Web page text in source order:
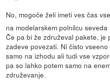
No, mogoče želi imeti ves čas
na modelarskem polnilcu seveda
Če pa bi že združeval pakete, je
zadeve povezati. Ni čisto
samo na izhodu ali tudi vse
pa so lahko potem samo na
združevanje.